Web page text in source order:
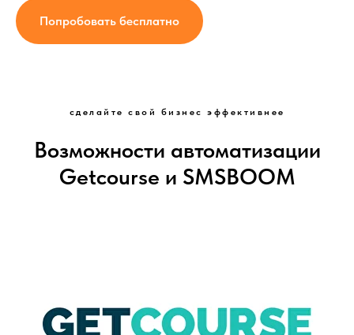
Попробовать бесплатно
сделайте свой бизнес эффективнее
Возможности автоматизации
Getcourse и SMSBOOM